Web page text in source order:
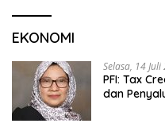
EKONOMI
Selasa, 14
PFI: Tax
dan